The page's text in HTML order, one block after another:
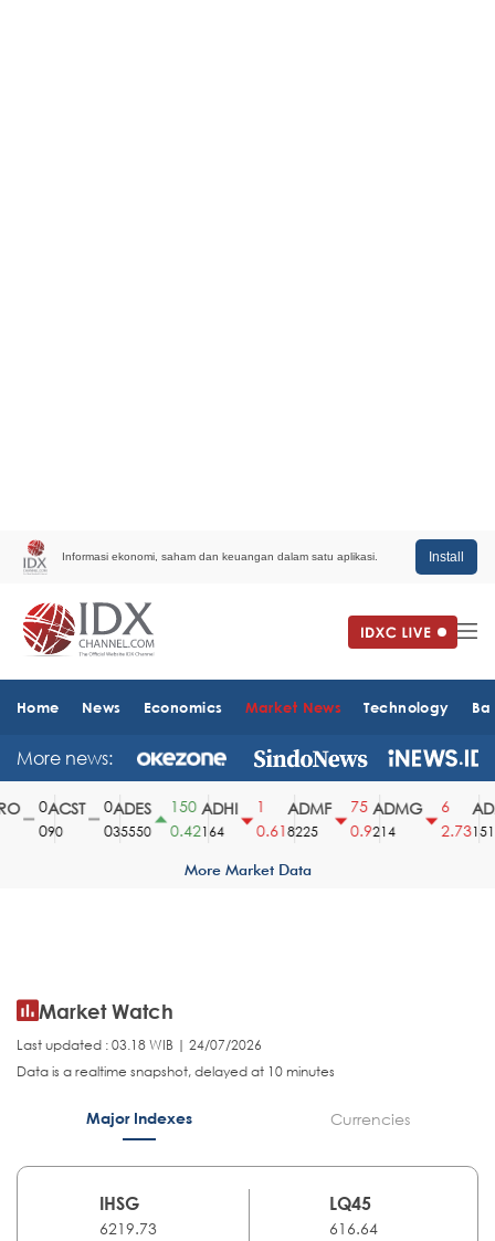
Informasi ekonomi, saham dan keuangan dalam satu aplikasi. Install
Home News Economics Market News Technology
More news:
ACST
90
ADES
35550
150
0.42
ADHI
164
0.61
ADMF
8225
75
0.9
ADMG
214
2.731510
More Market Data
Market Watch
Last updated : 03.18 WIB | 24/07/2026
Data is a realtime snapshot, delayed at 10 minutes
Major Indexes Currencies
IHSG
6219.73
LQ45
616.64